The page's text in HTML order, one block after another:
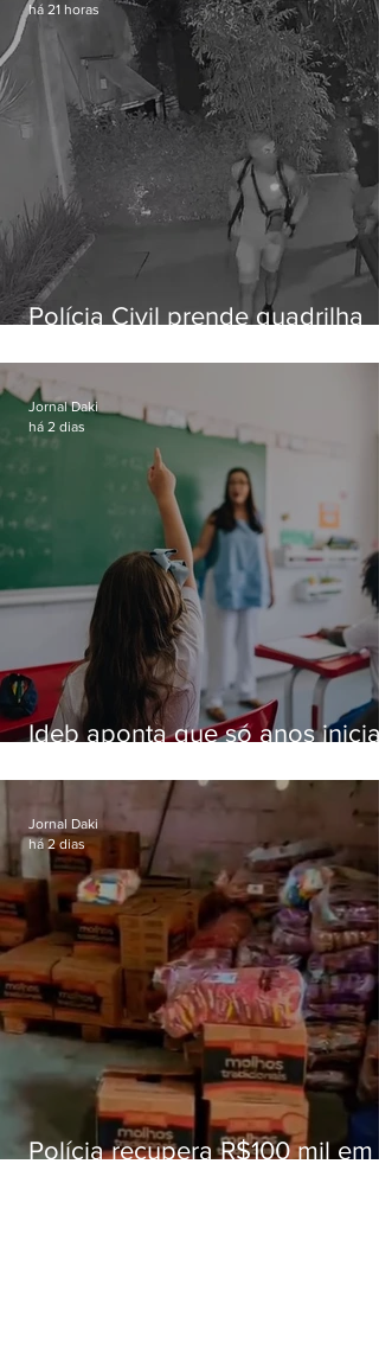
Polícia Civil prende quadrilha
residências de luxo no Rio
há 21 horas
Ideb aponta que só anos
educação
Jornal Daki
há 2 dias
Polícia recupera R$100 mil em
Jornal Daki
há 2 dias